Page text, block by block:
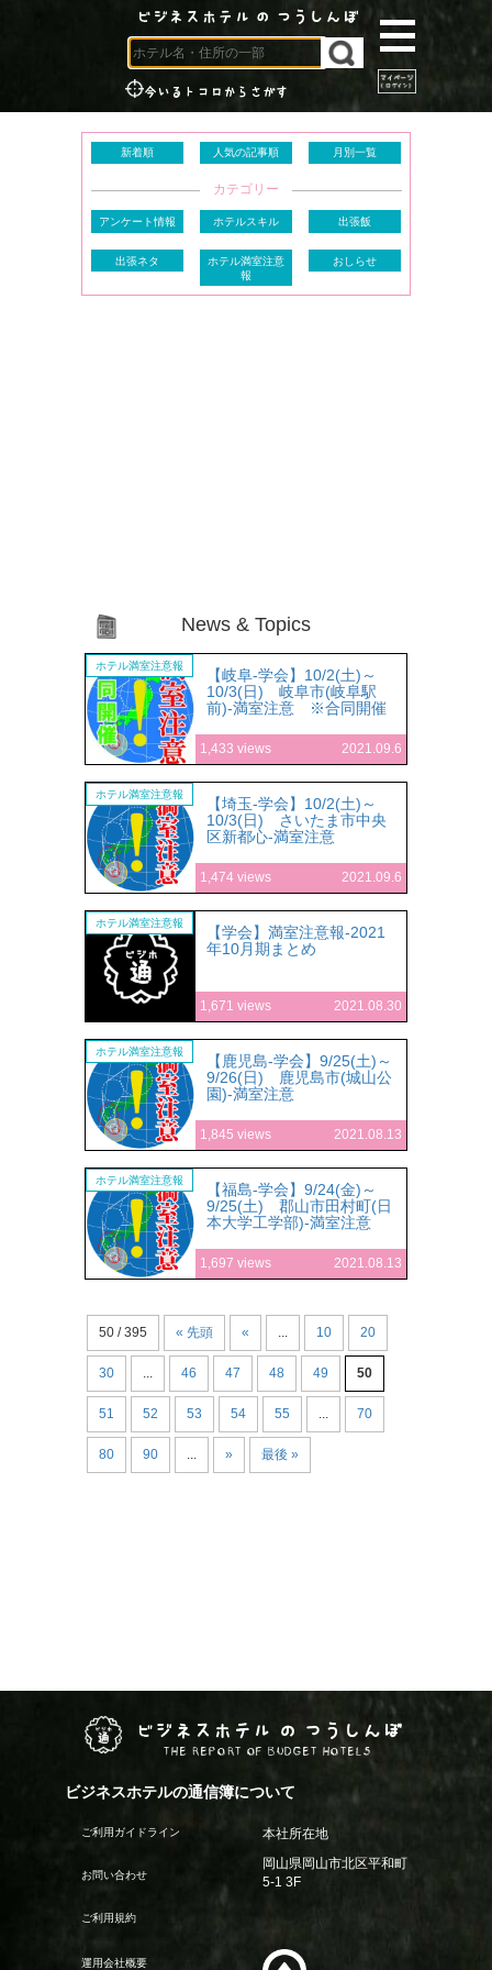
ビジネスホテル の つうしんぼ
今いるトコロからさがす
新着順 人気の記事順 月別一覧
カテゴリー
アンケート情報 ホテルスキル 出張飯
出張ネタ
ホテル満室注意
報
おしらせ
News & Topics
ホテル満室注意報
【岐阜-学会】10/2(土)～
10/3(日) 岐阜市(岐阜駅
前)-満室注意 ※合同開催
1,433 views 2021.09.6
ホテル満室注意報
【埼玉-学会】10/2(土)～
10/3(日) さいたま市中央
区新都心-満室注意
1,474 views 2021.09.6
ホテル満室注意報
【学会】満室注意報-2021
年10月期まとめ
1,671 views 2021.08.30
ホテル満室注意報
【鹿児島-学会】9/25(土)～
9/26(日) 鹿児島市(城山公
園)-満室注意
1,845 views 2021.08.13
ホテル満室注意報
【福島-学会】9/24(金)～
9/25(土) 郡山市田村町(日
本大学工学部)-満室注意
1,697 views 2021.08.13
50 / 395 « 先頭 « ... 10 20
30 ... 46 47 48 49 50
51 52 53 54 55 ... 70
80 90 ... » 最後 »
ビジネスホテル の つうしんぼ
THE REPORT OF BUDGET HOTELS
ビジネスホテルの通信簿について
ご利用ガイドライン
お問い合わせ
ご利用規約
運用会社概要
本社所在地
岡山県岡山市北区平和町
5-1 3F